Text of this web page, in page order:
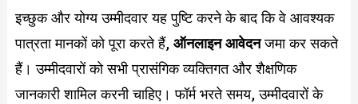
इच्छुक और योग्य उम्मीदवार यह पुष्टि करने के बाद कि वे आवश्यक
पात्रता मानकों को पूरा करते हैं, ऑनलाइन आवेदनजमा कर सकते
हैं। उम्मीदवारों को सभी प्रासंगिक व्यक्तिगत और शैक्षणिक
जानकारी शामिल करनी चाहिए। फॉर्म भरते समय, उम्मीदवारों के